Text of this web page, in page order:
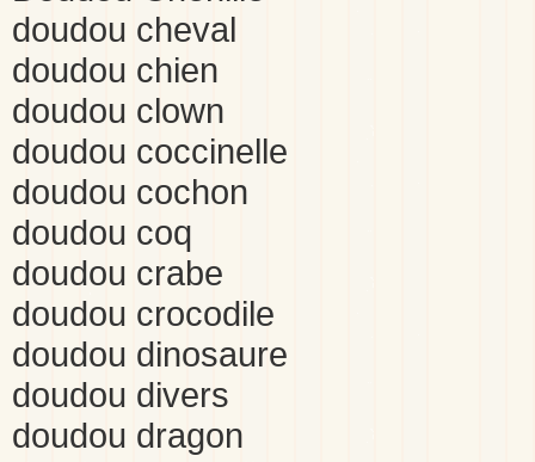
doudou cheval
doudou chien
doudou clown
doudou coccinelle
doudou cochon
doudou coq
doudou crabe
doudou crocodile
doudou dinosaure
doudou divers
doudou dragon